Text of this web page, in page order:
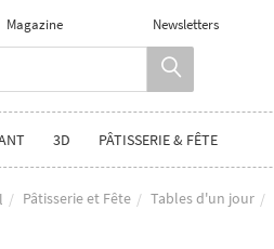
Magazine Newsletters
3D PÂTISSERIE & FÊTE
Pâtisserie et Fête Tables d'un jour